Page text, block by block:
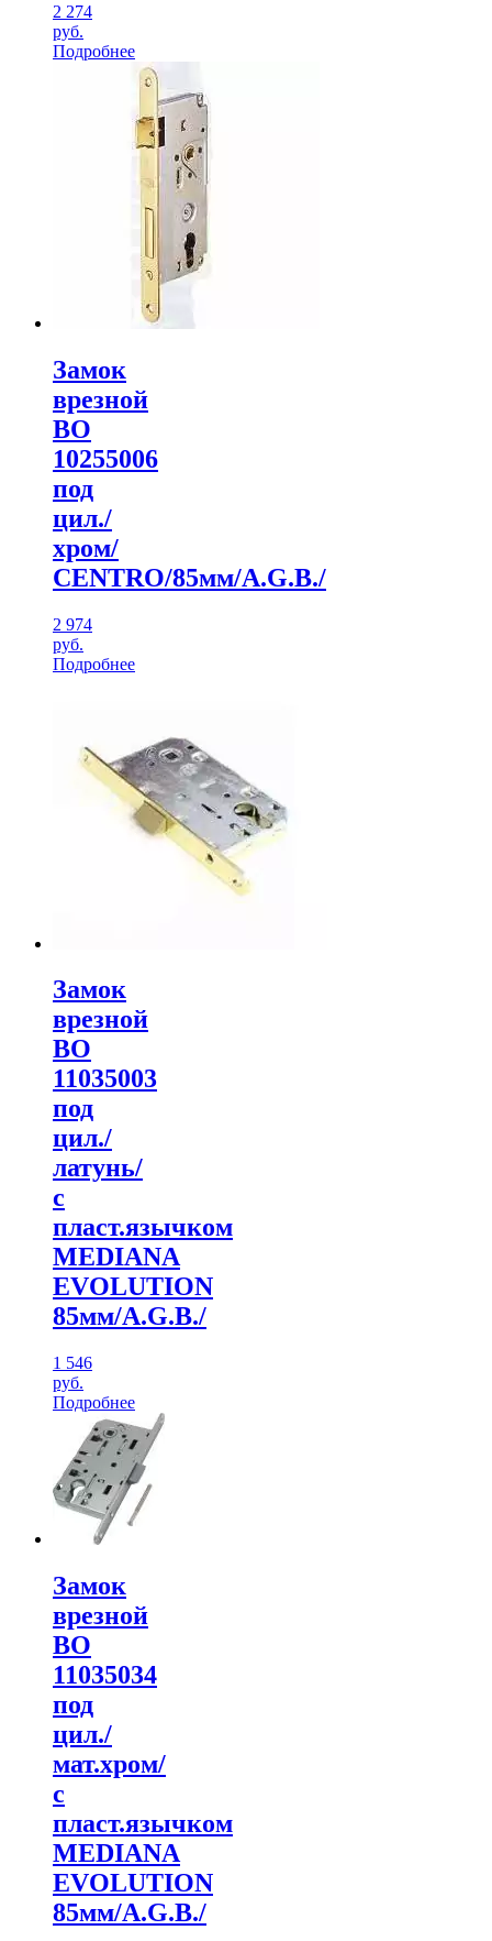
2 274
руб.
Подробнее
Замок
врезной
ВО
10255006
под
цил./
хром/
CENTRO/85мм/A.G.B./
2 974
руб.
Подробнее
Замок
врезной
ВО
11035003
под
цил./
латунь/
с
пласт.язычком
MEDIANA
EVOLUTION
85мм/A.G.B./
1 546
руб.
Подробнее
Замок
врезной
ВО
11035034
под
цил./
мат.хром/
с
пласт.язычком
MEDIANA
EVOLUTION
85мм/A.G.B./